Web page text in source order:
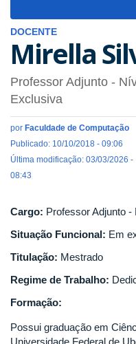
DOCENTE
Mirella
Professor Adjunto -
Exclusiva
por Faculdade de Computação
Publicado: 10/10/2018 - 09:06
Última modificação: 03/03/2026 -
08:43
Cargo: Professor Adjunto -
Situação Funcional: Em
Titulação: Mestrado
Regime de Trabalho:
Formação:
Possui graduação em
Universidade Federal de